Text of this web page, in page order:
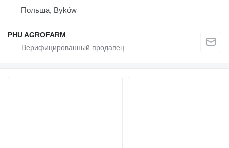
Польша, Byków
PHU AGROFARM